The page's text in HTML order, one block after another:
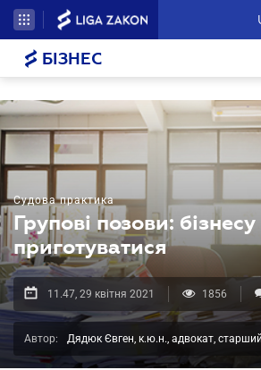
БІЗНЕС
Судова практика
Групові позови: бізнесу
приготуватися
11.47, 29 квітня 2021 1856
Автор: Дядюк Євген, к.ю.н., адвокат,